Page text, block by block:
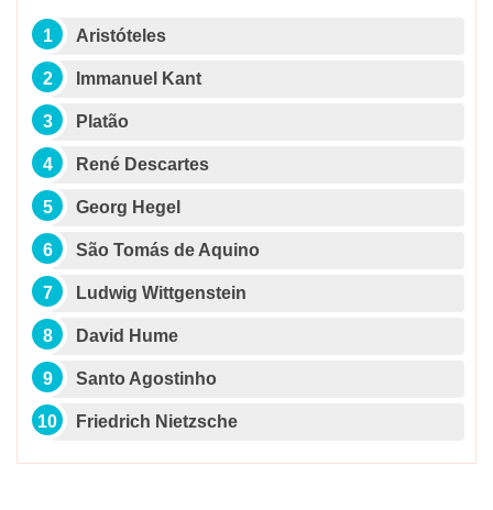
Aristóteles
Immanuel Kant
Platão
René Descartes
Georg Hegel
São Tomás de Aquino
Ludwig Wittgenstein
David Hume
Santo Agostinho
Friedrich Nietzsche